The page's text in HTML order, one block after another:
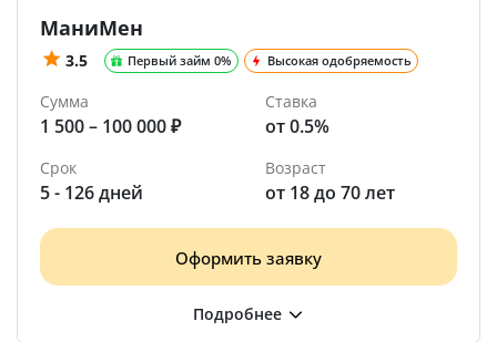
МаниМен
3.5 Первый займ 0% Высокая одобряемость
Сумма
1 500 – 100 000 ₽
Ставка
от 0.5%
Срок
5 - 126 дней
Возраст
от 18 до 70 лет
Оформить заявку